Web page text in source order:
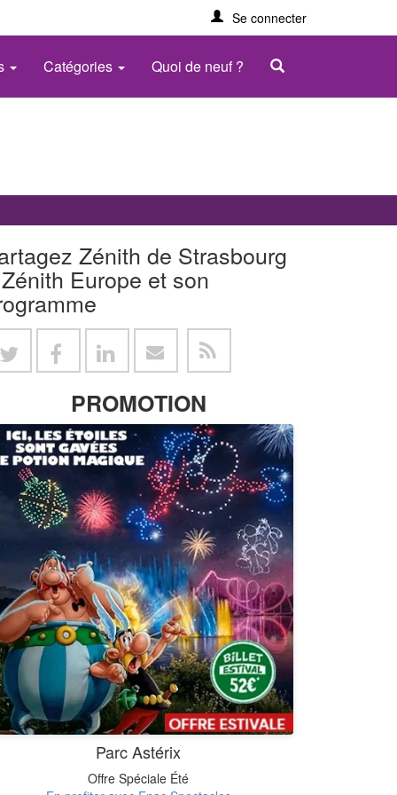
Se connecter
Catégories Quoi de neuf ?
Zénith de Strasbourg
Europe et son
PROMOTION
Parc Astérix
Offre Spéciale Été